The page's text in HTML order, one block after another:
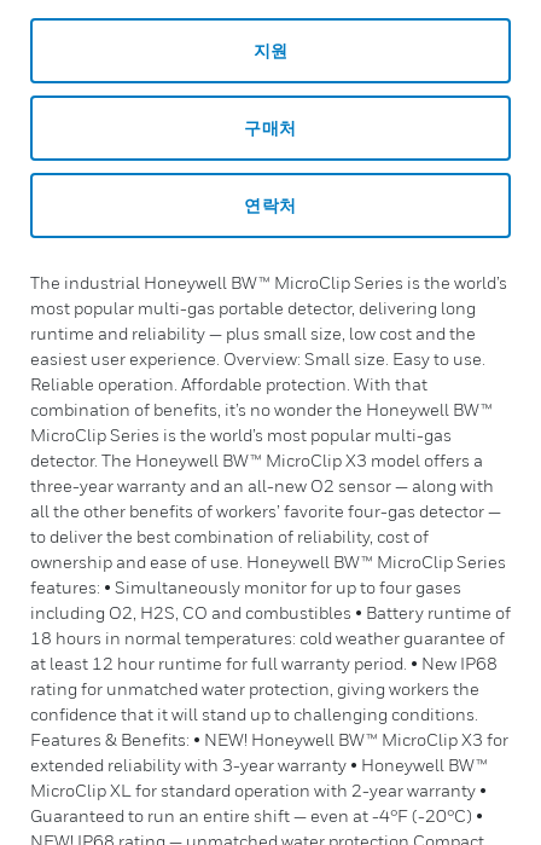
지원
구매처
연락처
The industrial Honeywell BW™ MicroClip Series is the world’s
most popular multi-gas portable detector, delivering long
runtime and reliability — plus small size, low cost and the
easiest user experience. Overview: Small size. Easy to use.
Reliable operation. Affordable protection. With that
combination of benefits, it’s no wonder the Honeywell BW™
MicroClip Series is the world’s most popular multi-gas
detector. The Honeywell BW™ MicroClip X3 model offers a
three-year warranty and an all-new O2 sensor — along with
all the other benefits of workers’ favorite four-gas detector —
to deliver the best combination of reliability, cost of
ownership and ease of use. Honeywell BW™ MicroClip Series
features: • Simultaneously monitor for up to four gases
including O2, H2S, CO and combustibles • Battery runtime of
18 hours in normal temperatures: cold weather guarantee of
at least 12 hour runtime for full warranty period. • New IP68
rating for unmatched water protection, giving workers the
confidence that it will stand up to challenging conditions.
Features & Benefits: • NEW! Honeywell BW™ MicroClip X3 for
extended reliability with 3-year warranty • Honeywell BW™
MicroClip XL for standard operation with 2-year warranty •
Guaranteed to run an entire shift — even at -4°F (-20°C) •
NEW! IP68 rating — unmatched water protection Compact,